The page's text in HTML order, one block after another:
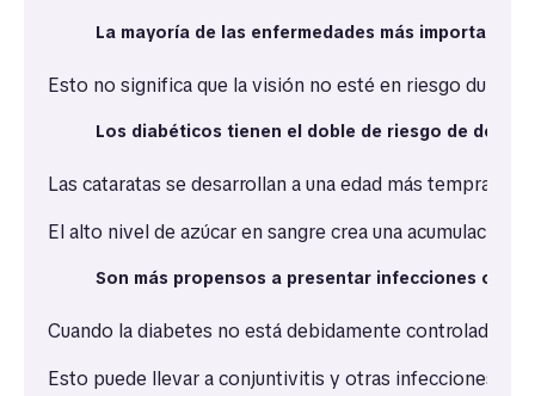
La mayoría de las enfermedades más
Esto no significa que la visión no esté en riesgo
Los diabéticos tienen el doble de riesgo de
Las cataratas se desarrollan a una edad más
El alto nivel de azúcar en sangre crea una
Son más propensos a presentar infecciones
Cuando la diabetes no está debidamente controlada,
Esto puede llevar a conjuntivitis y otras infecciones